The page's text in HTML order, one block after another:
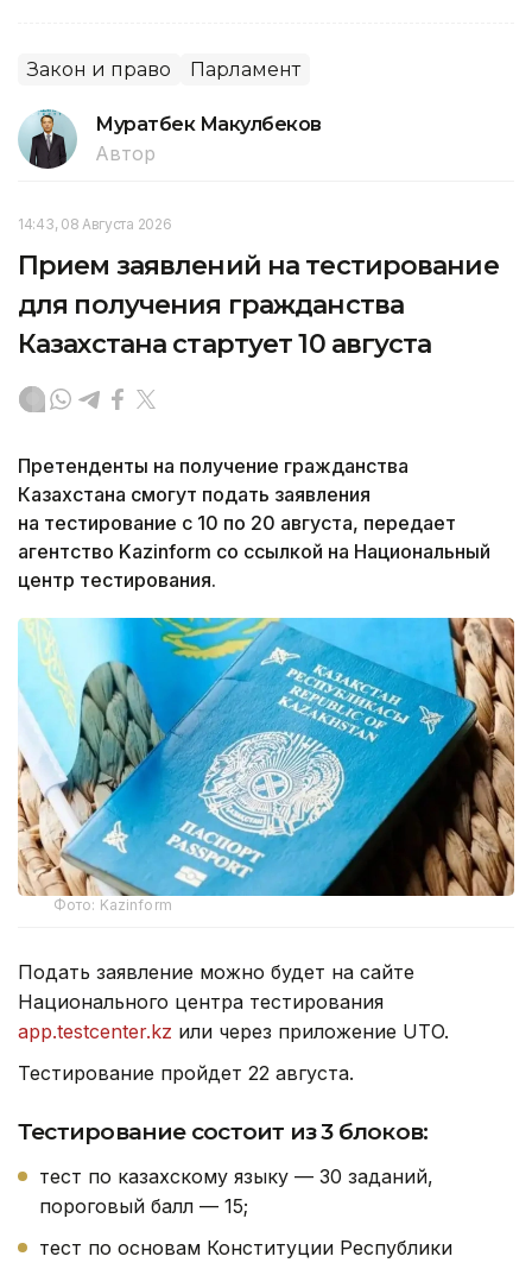
Закон и право Парламент
Муратбек Макулбеков
Автор
14:43, 08 Августа 2026
Прием заявлений на тестирование
для получения гражданства
Казахстана стартует 10 августа
Претенденты на получение гражданства
Казахстана смогут подать заявления
на тестирование с 10 по 20 августа, передает
агентство Kazinform со ссылкой на Национальный
центр тестирования.
Фото: Kazinform
Подать заявление можно будет на сайте
Национального центра тестирования
app.testcenter.kz или через приложение UTO.
Тестирование пройдет 22 августа.
Тестирование состоит из 3 блоков:
тест по казахскому языку — 30 заданий,
пороговый балл — 15;
тест по основам Конституции Республики